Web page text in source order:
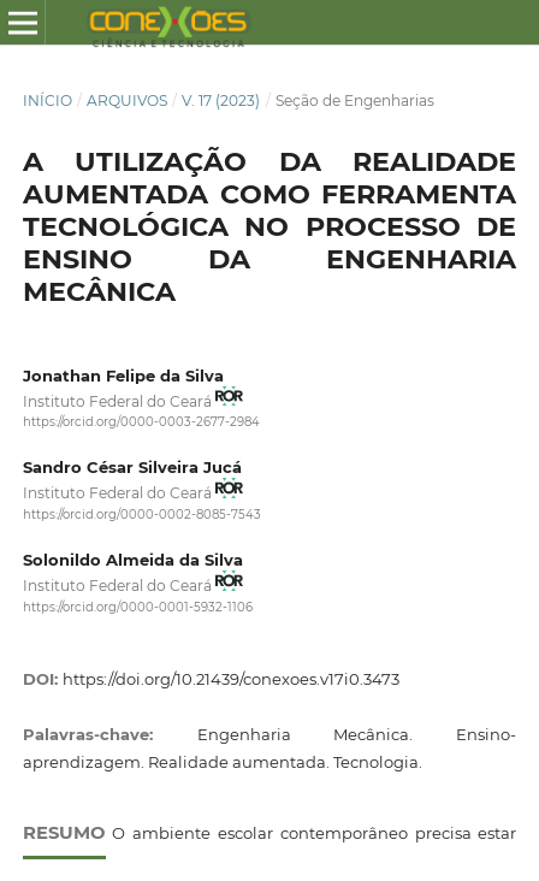
INÍCIO / ARQUIVOS / V. 17 (2023) / Seção de Engenharias
A UTILIZAÇÃO DA REALIDADE
AUMENTADA COMO FERRAMENTA
TECNOLÓGICA NO PROCESSO DE
ENSINO DA ENGENHARIA
MECÂNICA
Jonathan Felipe da Silva
Instituto Federal do Ceará
https://orcid.org/0000-0003-2677-2984
Sandro César Silveira Jucá
Instituto Federal do Ceará
https://orcid.org/0000-0002-8085-7543
Solonildo Almeida da Silva
Instituto Federal do Ceará
https://orcid.org/0000-0001-5932-1106
DOI: https://doi.org/10.21439/conexoes.v17i0.3473
Palavras-chave: Engenharia Mecânica. Ensino-
aprendizagem. Realidade aumentada. Tecnologia.
RESUMO O ambiente escolar contemporâneo precisa estar